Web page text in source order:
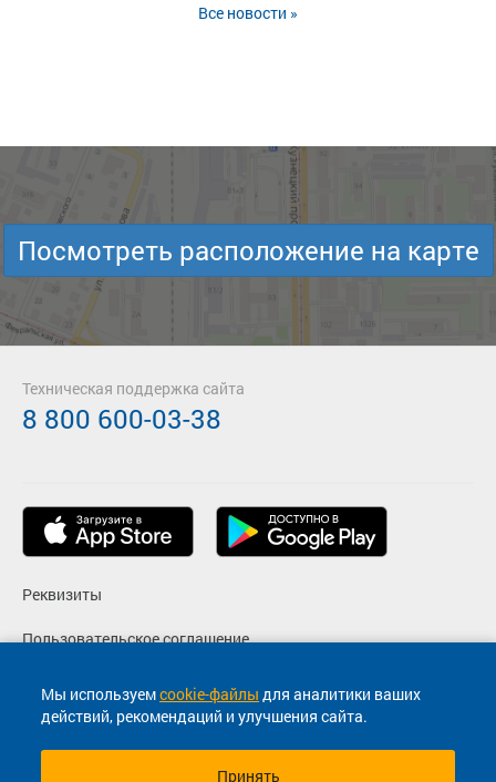
Все новости »
Мы используемcookie-файлы для аналитики ваших
действий, рекомендаций и улучшения сайта.
Принять
Посмотреть расположение на карте
Реквизиты
Пользовательское соглашение
Политика конфиденциальности
Согласие на маркетинговые сообщения
Техническая поддержка сайта
8 800 600-03-38